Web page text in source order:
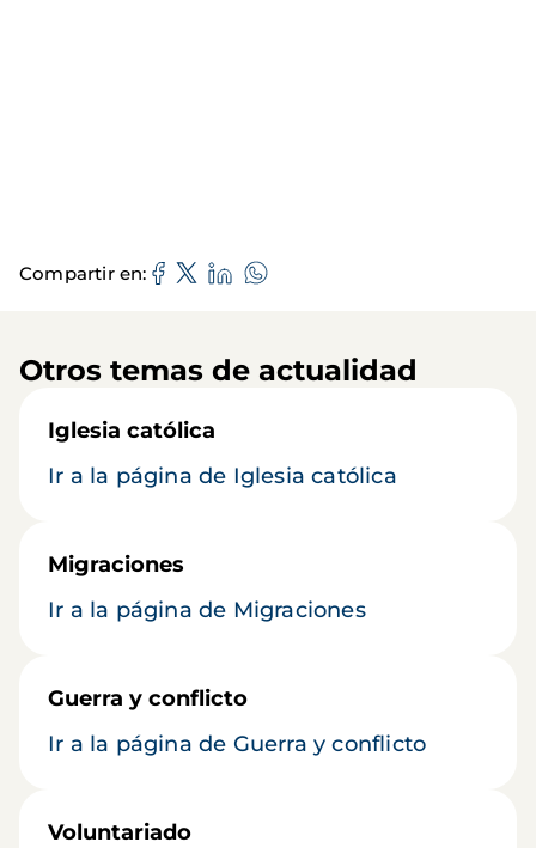
Compartir en
Otros temas de actualidad
Iglesia católica
Ir a la página de Iglesia católica
Migraciones
Ir a la página de Migraciones
Guerra y conflicto
Ir a la página de Guerra y conflicto
Voluntariado